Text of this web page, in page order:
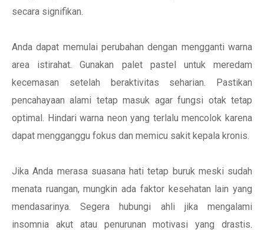
secara signifikan.
Anda dapat memulai perubahan dengan mengganti warna
area istirahat. Gunakan palet pastel untuk meredam
kecemasan setelah beraktivitas seharian. Pastikan
pencahayaan alami tetap masuk agar fungsi otak tetap
optimal. Hindari warna neon yang terlalu mencolok karena
dapat mengganggu fokus dan memicu sakit kepala kronis.
Jika Anda merasa suasana hati tetap buruk meski sudah
menata ruangan, mungkin ada faktor kesehatan lain yang
mendasarinya. Segera hubungi ahli jika mengalami
insomnia akut atau penurunan motivasi yang drastis.